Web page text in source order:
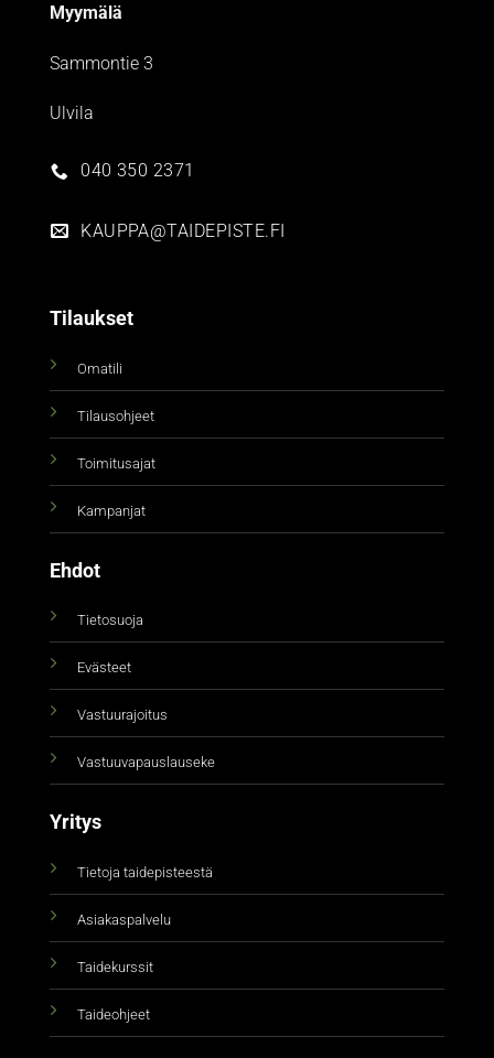
Myymälä
Sammontie 3
Ulvila
040 350 2371
KAUPPA@TAIDEPISTE.FI
Tilaukset
Omatili
Tilausohjeet
Toimitusajat
Kampanjat
Ehdot
Tietosuoja
Evästeet
Vastuurajoitus
Vastuuvapauslauseke
Yritys
Tietoja taidepisteestä
Asiakaspalvelu
Taidekurssit
Taideohjeet